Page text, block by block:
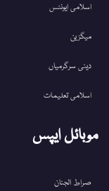
اسلامی ایونٹس
میگزین
دینی سرگرمیاں
اسلامی تعلیمات
موبائل ایپس
صراط الجنان